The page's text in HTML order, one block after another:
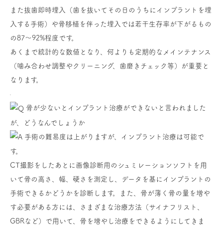
また抜歯即時埋入（歯を抜いてその日のうちにインプラントを埋
入する手術）や骨移植を伴った埋入では若干生存率が下がるもの
の87〜92%程度です。
あくまで統計的な数値となり、何よりも定期的なメインテナンス
（噛み合わせ調整やクリーニング、歯磨きチェック等）が重要と
なります。
骨が少ないとインプラント治療ができないと言われました
が、どうなんでしょうか
手術の難易度は上がりますが、インプラント治療は可能で
す。
CT撮影をしたあとに画像診断用のシュミレーションソフトを用
いて骨の高さ、幅、硬さを測定し、データを基にインプラントの
手術できるかどうかを診断します。また、骨が薄く骨の量を増や
す必要がある方には、さまざまな治療方法（サイナフリスト、
GBRなど）で用いて、骨を増やし治療をできるようにしてきま